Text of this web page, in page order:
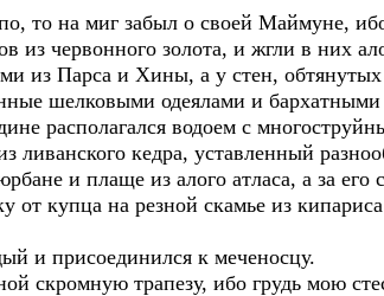
то на миг забыл о своей Маймуне,
из червонного золота, и жгли в них
из Парса и Хины, а у стен,
шелковыми одеялами и
располагался водоем с
ливанского кедра, уставленный
и плаще из алого атласа, а за его
купца на резной скамье из
и присоединился к меченосцу.
скромную трапезу, ибо грудь мою